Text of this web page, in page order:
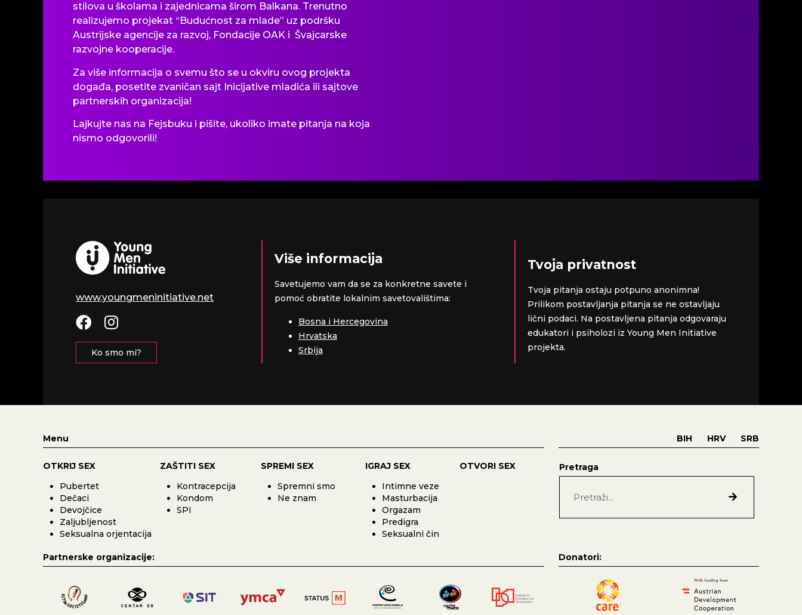
stilova u školama i zajednicama širom Balkana. Trenutno
realizujemo projekat “Budućnost za mlade” uz podršku
Austrijske agencije za razvoj, Fondacije OAK i Švajcarske
razvojne kooperacije.
Za više informacija o svemu što se u okviru ovog projekta
događa, posetite zvaničan sajt Inicijative mladića ili sajtove
partnerskih organizacija!
Lajkujte nas na Fejsbuku i pišite, ukoliko imate pitanja na koja
nismo odgovorili!
www.youngmeninitiative.net
Ko smo mi?
Više informacija
Savetujemo vam da se za konkretne savete i
pomoć obratite lokalnim savetovalištima:
Bosna i Hercegovina
Hrvatska
Srbija
Tvoja privatnost
Tvoja pitanja ostaju potpuno anonimna!
Prilikom postavljanja pitanja se ne ostavljaju
lični podaci. Na postavljena pitanja odgovaraju
edukatori i psiholozi iz Young Men Initiative
projekta.
Menu BIH HRV SRB
OTKRIJ SEX
Pubertet
Dečaci
Devojčice
Zaljubljenost
Seksualna orjentacija
ZAŠTITI SEX
Kontracepcija
Kondom
SPI
SPREMI SEX
Spremni smo
Ne znam
IGRAJ SEX
Intimne veze
Masturbacija
Orgazam
Predigra
Seksualni čin
OTVORI SEX Pretraga
Partnerske organizacije: Donatori: